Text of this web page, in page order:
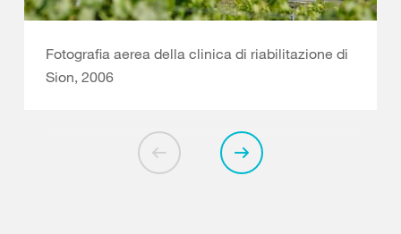
Fotografia aerea della clinica di riabilitazione di
Sion, 2006